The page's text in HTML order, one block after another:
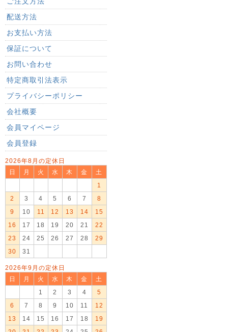
配送方法
お支払い方法
保証について
お問い合わせ
特定商取引法表示
プライバシーポリシー
会社概要
会員マイページ
会員登録
2026年8月の定休日
日
月 火 水 木 金
土
1
2
3 4 5 6 7
8
9
10 11 12 13 14
15
16
17 18 19 20 21
22
23
24 25 26 27 28
29
30
31
2026年9月の定休日
日
月 火 水 木 金
土
1
2 3 4
5
6
7 8 9 10 11
12
13
14 15 16 17 18
19